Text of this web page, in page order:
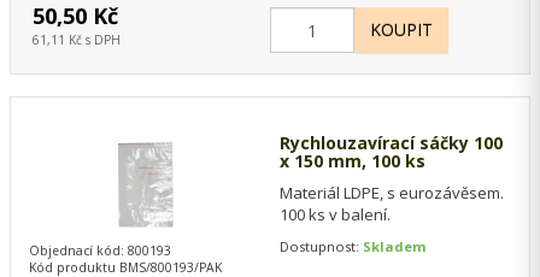
50,50 Kč
61,11 Kč s DPH
Rychlouzavírací sáčky 100
x 150 mm, 100 ks
Materiál LDPE, s eurozávěsem.
100 ks v balení.
Dostupnost: Skladem
Objednací kód: 800193
Kód produktu BMS/800193/PAK